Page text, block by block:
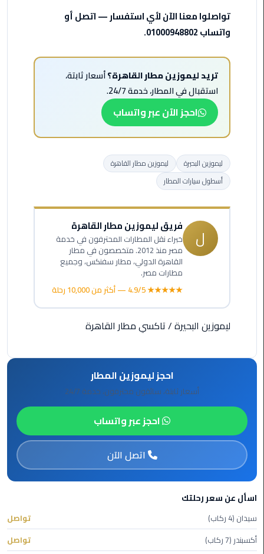
ليموزين
سفنكس
ليموزين
اسكندرية
ليموزين
الساخن
ليموزين
العلمين
المطار
ليموزين
مطار
مرسي
مطروح
ليموزين
مطار
اكتوبر
تواصلوا معنا الآن لأي استفسار — اتصل أو
واتساب 01000948802.
تريد ليموزين مطار القاهرة؟أسعار ثابتة،
استقبال في المطار، خدمة 24/7.
احجز الآن عبر واتساب
ليموزين البحيرة
ليموزين مطار القاهرة
أسطول سيارات المطار
ل فريق ليموزين مطار القاهرة
خبراء نقل المطارات المحترفون في خدمة
مصر منذ 2012. متخصصون في مطار
القاهرة الدولي، مطار سفنكس، وجميع
مطارات مصر.
★★★★★ 4.9/5 — أكثر من 10,000 رحلة
ليموزين البحيرة/تاكسي مطار القاهرة
احجز ليموزين المطار
أسعار ثابتة، سائقون محترفون، خدمة 24/7
احجز عبر واتساب
اتصل الآن
اسأل عن سعر رحلتك
سيدان (4 ركاب)
تواصل
أكسبندر (7 ركاب)
تواصل